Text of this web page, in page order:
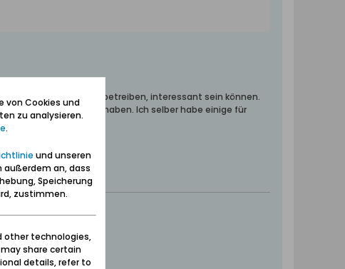
Forschungen betreiben, interessant sein können.
Daten bereit gestellt haben. Ich selber habe einige für
Werder
von Cookies und
zu analysieren.
.
und unseren
außerdem an, dass
Speicherung
zustimmen.
other technologies,
share certain
details, refer to